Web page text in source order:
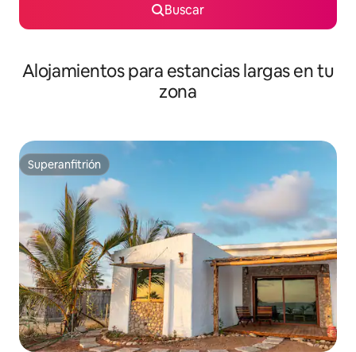
Buscar
Alojamientos para estancias largas en tu
zona
Superanfitrión
Superanfitrión